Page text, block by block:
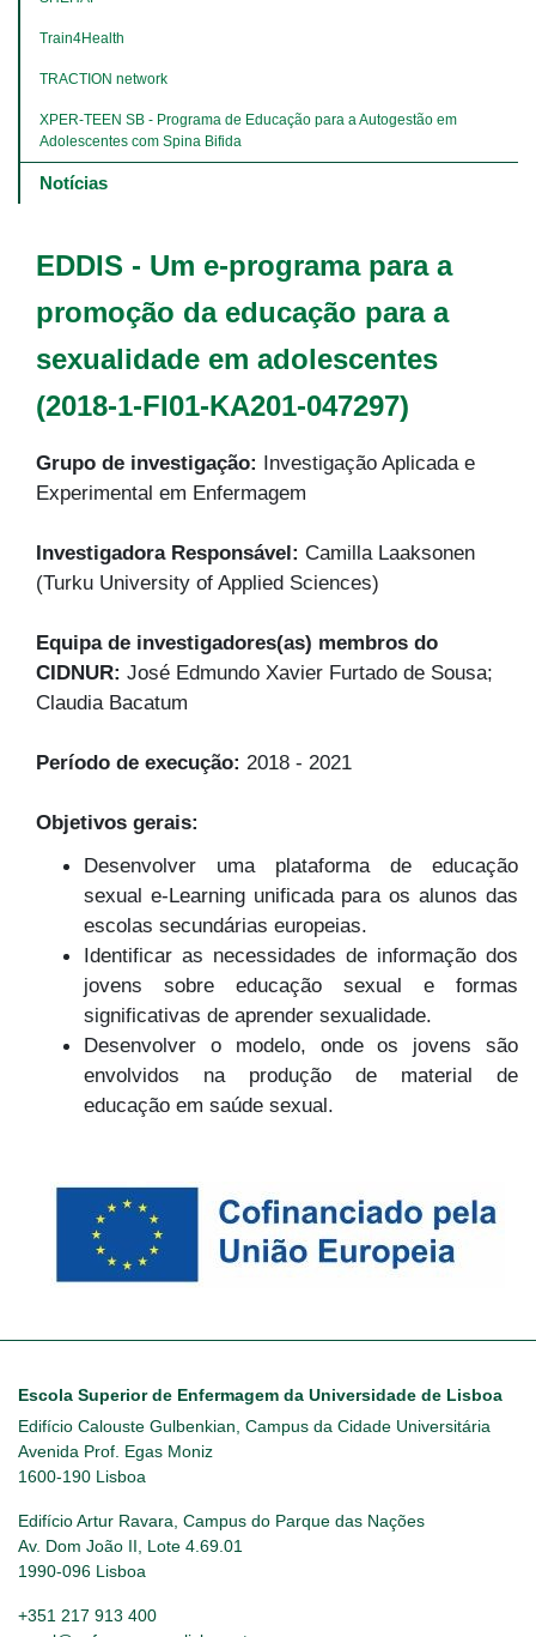
EDDIS - Um e-programa para a
promoção da educação para a
sexualidade em adolescentes
(2018-1-FI01-KA201-047297)
Grupo de investigação: Investigação Aplicada e
Experimental em Enfermagem
Investigadora Responsável: Camilla Laaksonen
(Turku University of Applied Sciences)
Equipa de investigadores(as) membros do
CIDNUR: José Edmundo Xavier Furtado de Sousa;
Claudia Bacatum
Período de execução: 2018 - 2021
Objetivos gerais:
Desenvolver uma plataforma de educação
sexual e-Learning unificada para os alunos das
escolas secundárias europeias.
Identificar as necessidades de informação dos
jovens sobre educação sexual e formas
significativas de aprender sexualidade.
Desenvolver o modelo, onde os jovens são
envolvidos na produção de material de
educação em saúde sexual.
Train4Health
TRACTION network
XPER-TEEN SB - Programa de Educação para a Autogestão em
Adolescentes com Spina Bifida
Notícias
Escola Superior de Enfermagem da Universidade de Lisboa
Edifício Calouste Gulbenkian, Campus da Cidade Universitária
Avenida Prof. Egas Moniz
1600-190 Lisboa
Edifício Artur Ravara, Campus do Parque das Nações
Av. Dom João II, Lote 4.69.01
1990-096 Lisboa
+351 217 913 400